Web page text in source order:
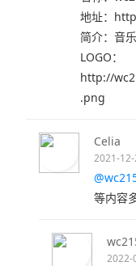
地址：
简介：音
LOGO：
http://
.png
Celia
2021-
等内容
2022-